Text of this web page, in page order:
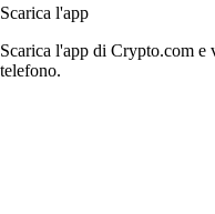
Scarica l'app
Scarica l'app di Crypto.com
telefono.